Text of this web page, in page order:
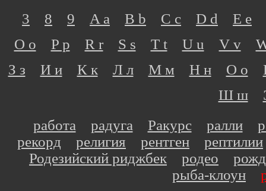
3 8 9 A a B b C c D d
E e
O o
P p R r S s T t U u V v
З з
И и К к Л л М м Н н О о
Ш ш
работа
радуга Ракурс ралли
рекорд
религия рентген
рептилии
Родезийский риджбек
родео
рыба-клоун